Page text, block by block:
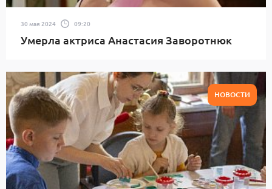
30 мая 2024 09:20
Умерла актриса Анастасия Заворотнюк
НОВОСТИ